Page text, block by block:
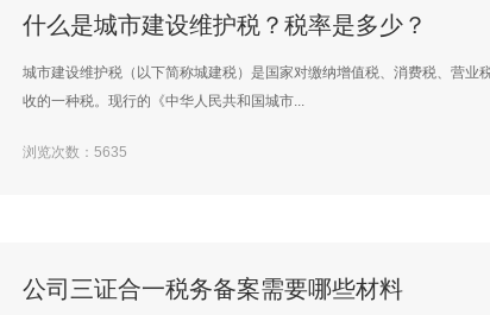
什么是城市建设维护税？税率是多少？
城市建设维护税（以下简称城建税）是国家对缴纳增值税、消费税、营业
收的一种税。现行的《中华人民共和国城市...
浏览次数：5635
公司三证合一税务备案需要哪些材料